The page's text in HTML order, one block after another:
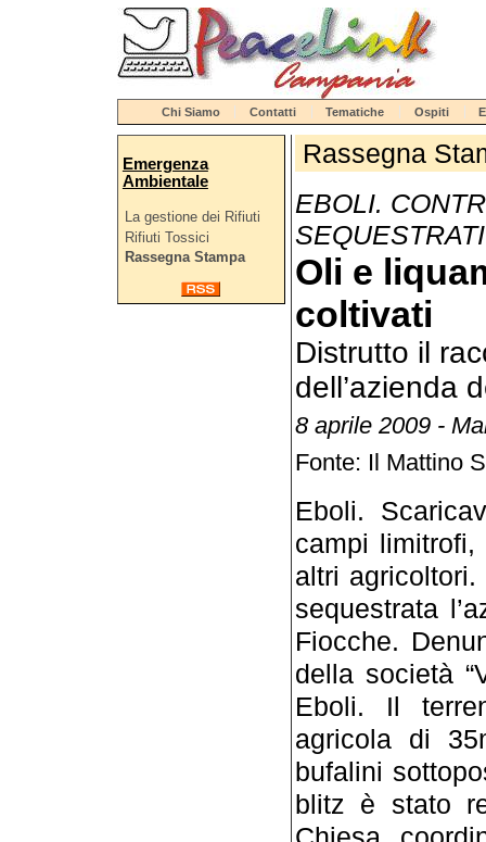
Chi Siamo Contatti Tematiche Ospiti
Emergenza
Ambientale
La gestione dei Rifiuti
Rifiuti Tossici
Rassegna Stampa
Rassegna
EBOLI.
Oli e
coltivati
Distrutto il
dell’azienda
8 aprile 2009 -
Fonte: Il Mattino
Eboli.
campi
altri
sequestrata
Fiocche.
della società
Eboli. Il
agricola di
bufalini
blitz è stato